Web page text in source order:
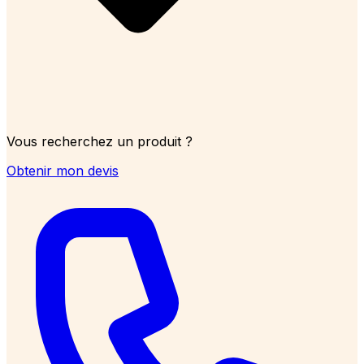
Vous recherchez un produit ?
Obtenir mon devis